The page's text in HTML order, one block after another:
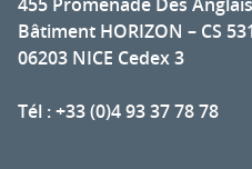
Bâtiment HORIZON – CS
06203 NICE Cedex 3
Tél : +33 (0)4 93 37 78 78